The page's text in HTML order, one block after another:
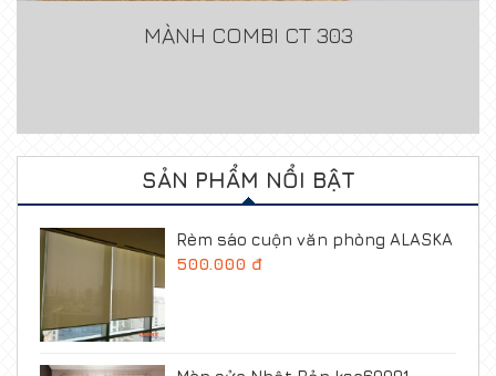
MÀNH COMBI CT 303
SẢN PHẨM NỔI BẬT
Rèm sáo cuộn văn phòng ALASKA
500.000 đ